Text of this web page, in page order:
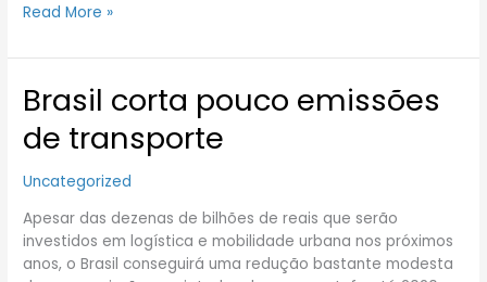
Read More »
Brasil corta pouco emissões
de transporte
Uncategorized
Apesar das dezenas de bilhões de reais que serão
investidos em logística e mobilidade urbana nos próximos
anos, o Brasil conseguirá uma redução bastante modesta
Brasil
corta
pouco
de